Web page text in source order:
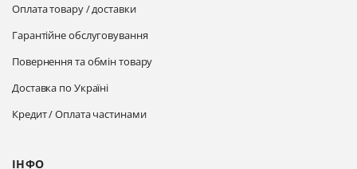
Оплата товару / доставки
Гарантійне обслуговування
Повернення та обмін товару
Доставка по Україні
Кредит / Оплата частинами
ІНФО